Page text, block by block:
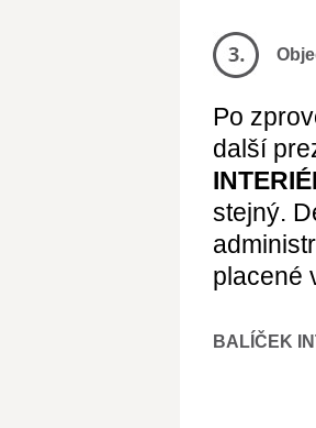
Po
další
stejný.
placené
BALÍČEK